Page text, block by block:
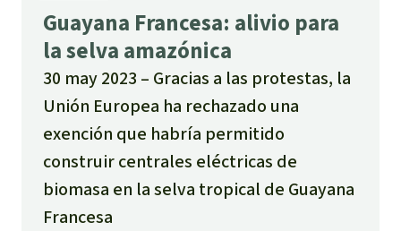
ahorro de energía?
Guayana Francesa: alivio para
la selva amazónica
30 may 2023
Gracias a las protestas, la
Unión Europea ha rechazado una
exención que habría permitido
construir centrales eléctricas de
biomasa en la selva tropical de Guayana
Francesa